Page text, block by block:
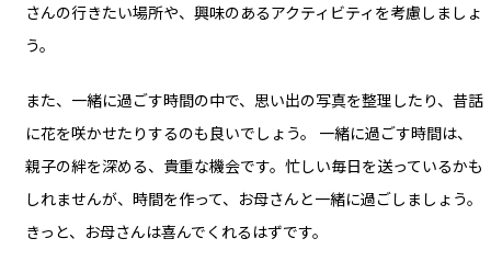
さんの行きたい場所や、興味のあるアクティビティを考慮しましょ
う。
また、一緒に過ごす時間の中で、思い出の写真を整理したり、昔話
に花を咲かせたりするのも良いでしょう。 一緒に過ごす時間は、
親子の絆を深める、貴重な機会です。忙しい毎日を送っているかも
しれませんが、時間を作って、お母さんと一緒に過ごしましょう。
きっと、お母さんは喜んでくれるはずです。